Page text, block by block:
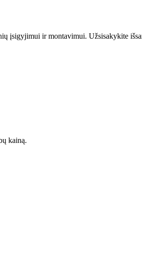
įsigyjimui ir montavimui. Užsisakykite
kainą.